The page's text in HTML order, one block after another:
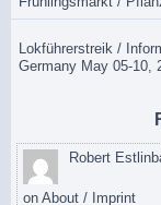
Lokführerstreik /
Germany May 05-10,
Robert
on About / Imprint